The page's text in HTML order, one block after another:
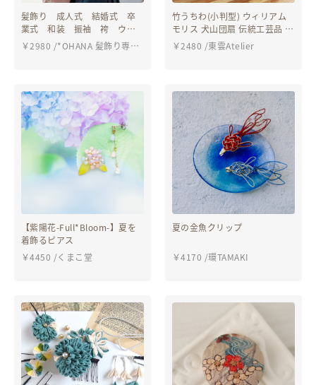
髪飾り 成人式 結婚式 卒
業式 和装 振袖 袴 ウエ
ディング ドレスヘア 披露
宴 前撮り 和婚 色打掛
￥2980 /*OHANA 髪飾り専門
竹うちわ(小判型) ウィリアム
モリス 犬山団扇 伝統工芸品 和
小物 着物 浴衣 夏祭り イベン
￥2480 /東雲Atelier
【紫陽花-Full*Bloom-】夏を
着飾るピアス
￥4450 /くまこ堂
夏の金魚クリップ
￥4170 /環TAMAKI